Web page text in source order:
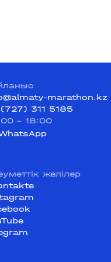
marathon.kz
311 5185
- 18:00
желілер